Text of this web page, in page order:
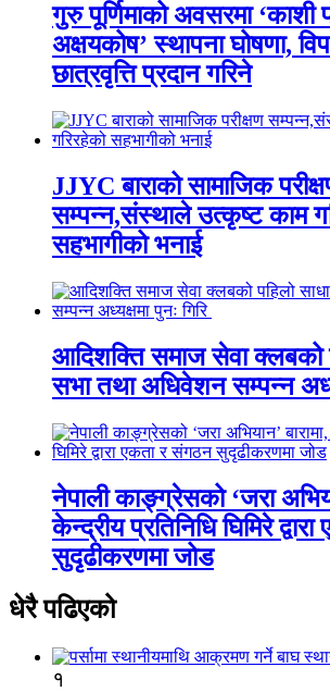
गुरु पूर्णिमाको अवसरमा ‘काशी
अक्षयकोष’ स्थापना घोषणा,
छात्रवृत्ति प्रदान गरिने
JJYC बाराको सामाजिक
सम्पन्न,संस्थाले उत्कृष्ट काम
सहभागीको भनाई
आदिशक्ति समाज सेवा क्लबको
सभा तथा अधिवेशन सम्पन्न
नेपाली काङ्ग्रेसको ‘जरा
केन्द्रीय प्रतिनिधि घिमिरे
सुदृढीकरणमा जोड
धेरै पढिएको
१